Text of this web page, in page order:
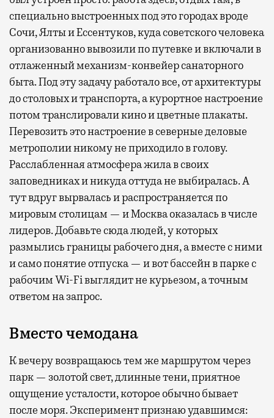
специально выстроенных под это городах вроде
Сочи, Ялты и Ессентуков, куда советского человека
организованно вывозили по путевке и включали в
отлаженный механизм-конвейер санаторного
быта. Под эту задачу работало все, от архитектуры
до столовых и транспорта, а курортное настроение
потом транслировали кино и цветные плакаты.
Перевозить это настроение в северные деловые
метрополии никому не приходило в голову.
Расслабленная атмосфера жила в своих
заповедниках и никуда оттуда не выбиралась. А
тут вдруг вырвалась и распространяется по
мировым столицам — и Москва оказалась в числе
лидеров. Добавьте сюда людей, у которых
размылись границы рабочего дня, а вместе с ними
и само понятие отпуска — и вот бассейн в парке с
рабочим Wi-Fi выглядит не курьезом, а точным
ответом на запрос.
Вместо чемодана
К вечеру возвращаюсь тем же маршрутом через
парк — золотой свет, длинные тени, приятное
ощущение усталости, которое обычно бывает
после моря. Эксперимент признаю удавшимся: